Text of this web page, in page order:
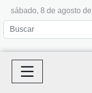
sábado, 8 de agosto